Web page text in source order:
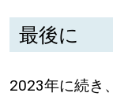
最後に
2023年に続き